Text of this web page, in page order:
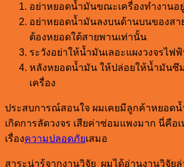
อย่าหยอดน้ำมันขณะเครื่องทำงานอ
อย่าหยอดน้ำมันลงบนด้านบนของสา
ต้องหยอดใต้สายพานเท่านั้น
ระวังอย่าให้น้ำมันเลอะแผงวงจรไฟ
หลังหยอดน้ำมัน ให้ปล่อยให้น้ำมันซึ
เครื่อง
ประสบการณ์สอนใจ ผมเคยมีลูกค้าหยอด
เกิดการลัดวงจร เสียค่าซ่อมแพงมาก นี่คือ
เรื่องความปลอดภัยเสมอ
สาระน่ารู้จากงานวิจัย ผมได้อ่านงานวิจัย